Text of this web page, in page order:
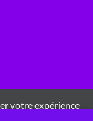
votre expérience